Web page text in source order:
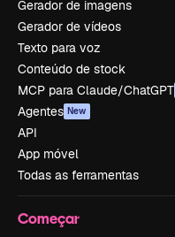
Gerador de imagens
Gerador de vídeos
Texto para voz
Conteúdo de stock
MCP para Claude/ChatGPT
Agentes New
API
App móvel
Todas as ferramentas
Começar